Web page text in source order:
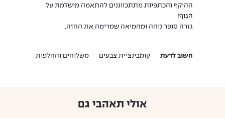
ההיקף והכתפיות מתתכווננים להתאמה מושלמת על
הגוף!
גזרה סופר נוחה ומחמיאה שמרימה את החזה.
חשוב לדעת קומבינציית צבעים משלוחים והחלפות
אולי תאהבי גם